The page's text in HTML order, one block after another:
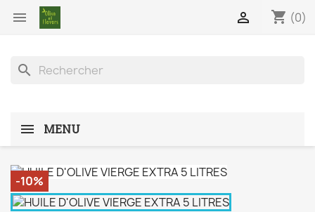
 shopping_cart (0)

search
MENU
-10%